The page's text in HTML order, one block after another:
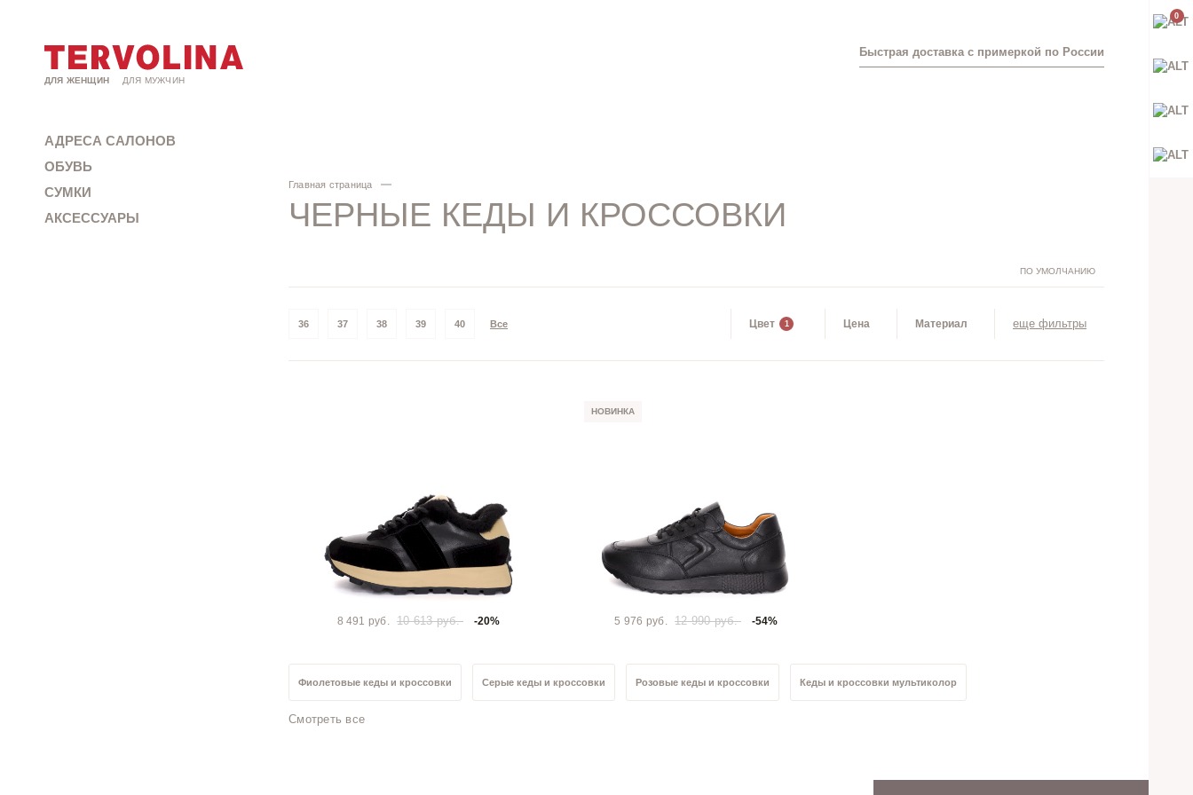
Быстрая доставка с примеркой по России
ДЛЯ ЖЕНЩИН ДЛЯ МУЖЧИН
АДРЕСА САЛОНОВ
ОБУВЬ
СУМКИ
АКСЕССУАРЫ
Главная страница
ЧЕРНЫЕ КЕДЫ И КРОССОВКИ
ПО УМОЛЧАНИЮ
36 37 38 39 40 Все Цвет 1 Цена Материал еще фильтры
8 491 руб. 10 613 руб. -20%
НОВИНКА
5 976 руб. 12 990 руб. -54%
Фиолетовые кеды и кроссовки Серые кеды и кроссовки Розовые кеды и кроссовки Кеды и кроссовки мультиколор
Кеды и кроссовки 42 размера
Смотреть все
0